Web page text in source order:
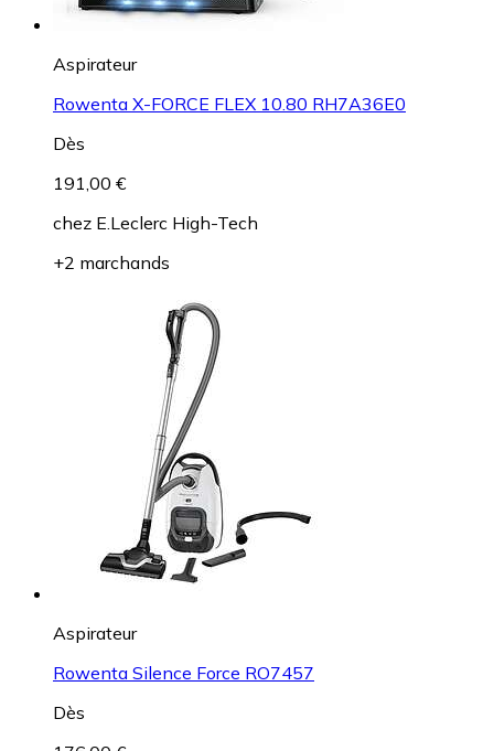
Aspirateur
Rowenta X-FORCE FLEX 10.80 RH7A36E0
Dès
191,00 €
chez E.Leclerc High-Tech
+2 marchands
Aspirateur
Rowenta Silence Force RO7457
Dès